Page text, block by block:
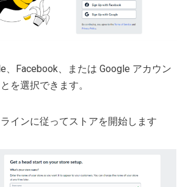
、Facebook、または Google アカウン
を選択できます。
インに従ってストアを開始します